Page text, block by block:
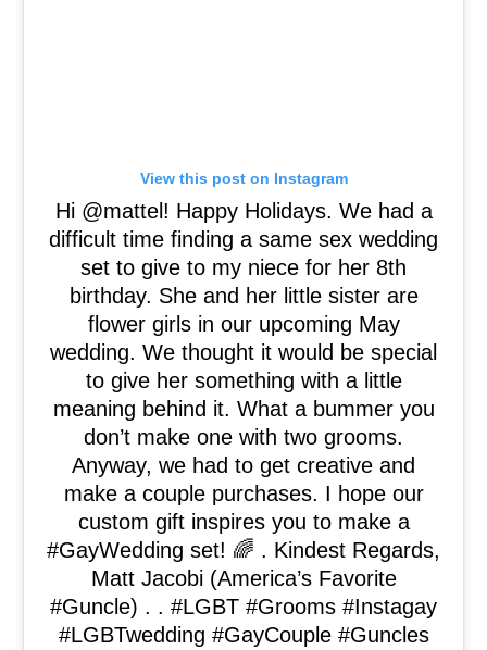
View this post on Instagram
Hi @mattel! Happy Holidays. We had a
difficult time finding a same sex wedding
set to give to my niece for her 8th
birthday. She and her little sister are
flower girls in our upcoming May
wedding. We thought it would be special
to give her something with a little
meaning behind it. What a bummer you
don’t make one with two grooms.
Anyway, we had to get creative and
make a couple purchases. I hope our
custom gift inspires you to make a
#GayWedding set! 🌈 . Kindest Regards,
Matt Jacobi (America’s Favorite
#Guncle) . . #LGBT #Grooms #Instagay
#LGBTwedding #GayCouple #Guncles